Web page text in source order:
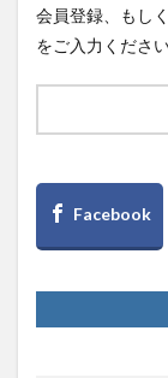
会員登録、もし
をご入力ください
九州ツーリン
熊本ツーリン
阿蘇くまもと
阿蘇駅